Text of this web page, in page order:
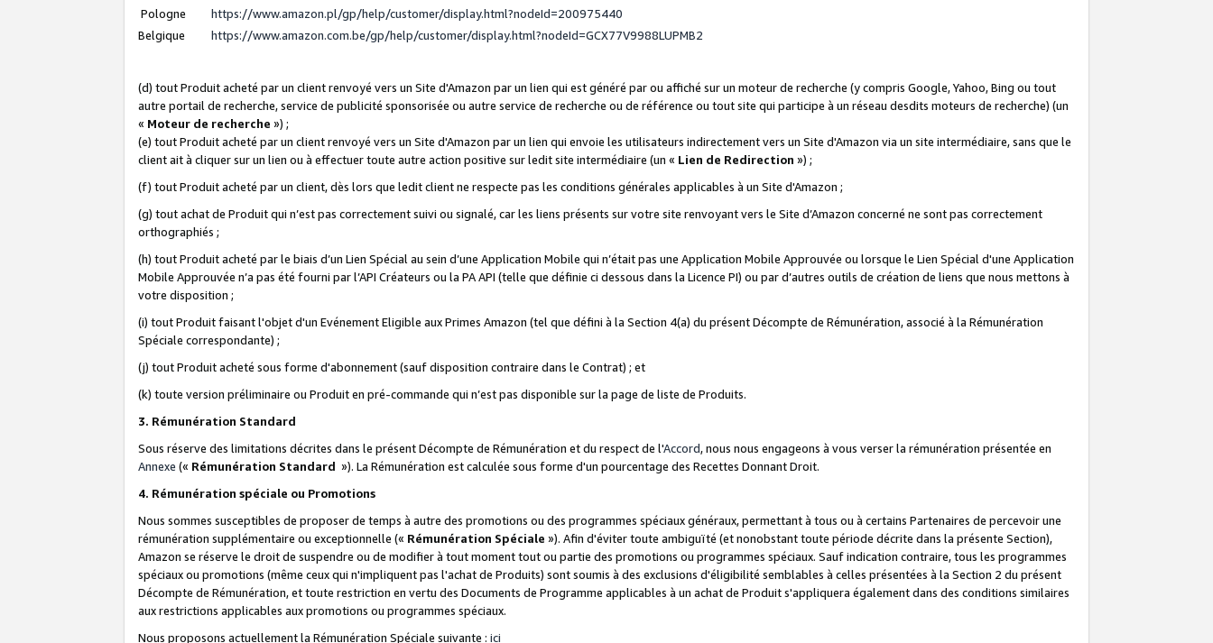
Pologne
https://www.amazon.pl/gp/help/customer/display.html?nodeId=200975440
Belgique
https://www.amazon.com.be/gp/help/customer/display.html?nodeId=GCX77V9988LUPMB2
(d) tout Produit acheté par un client renvoyé vers un Site d'Amazon par un lien qui est généré par ou affiché sur un moteur de recherche (y compris Google, Yahoo, Bing ou tout
autre portail de recherche, service de publicité sponsorisée ou autre service de recherche ou de référence ou tout site qui participe à un réseau desdits moteurs de recherche) (un
« Moteur de recherche ») ;
(e) tout Produit acheté par un client renvoyé vers un Site d'Amazon par un lien qui envoie les utilisateurs indirectement vers un Site d'Amazon via un site intermédiaire, sans que le
client ait à cliquer sur un lien ou à effectuer toute autre action positive sur ledit site intermédiaire (un « Lien de Redirection ») ;
(f) tout Produit acheté par un client, dès lors que ledit client ne respecte pas les conditions générales applicables à un Site d'Amazon ;
(g) tout achat de Produit qui n’est pas correctement suivi ou signalé, car les liens présents sur votre site renvoyant vers le Site d’Amazon concerné ne sont pas correctement
orthographiés ;
(h) tout Produit acheté par le biais d’un Lien Spécial au sein d’une Application Mobile qui n’était pas une Application Mobile Approuvée ou lorsque le Lien Spécial d'une Application
Mobile Approuvée n’a pas été fourni par l’API Créateurs ou la PA API (telle que définie ci dessous dans la Licence PI) ou par d’autres outils de création de liens que nous mettons à
votre disposition ;
(i) tout Produit faisant l'objet d'un Evénement Eligible aux Primes Amazon (tel que défini à la Section 4(a) du présent Décompte de Rémunération, associé à la Rémunération
Spéciale correspondante) ;
(j) tout Produit acheté sous forme d'abonnement (sauf disposition contraire dans le Contrat) ; et
(k) toute version préliminaire ou Produit en pré-commande qui n’est pas disponible sur la page de liste de Produits.
3. Rémunération Standard
Sous réserve des limitations décrites dans le présent Décompte de Rémunération et du respect de l'Accord, nous nous engageons à vous verser la rémunération présentée en
Annexe (« Rémunération Standard »). La Rémunération est calculée sous forme d'un pourcentage des Recettes Donnant Droit.
4. Rémunération spéciale ou Promotions
Nous sommes susceptibles de proposer de temps à autre des promotions ou des programmes spéciaux généraux, permettant à tous ou à certains Partenaires de percevoir une
rémunération supplémentaire ou exceptionnelle (« Rémunération Spéciale »). Afin d'éviter toute ambiguïté (et nonobstant toute période décrite dans la présente Section),
Amazon se réserve le droit de suspendre ou de modifier à tout moment tout ou partie des promotions ou programmes spéciaux. Sauf indication contraire, tous les programmes
spéciaux ou promotions (même ceux qui n'impliquent pas l'achat de Produits) sont soumis à des exclusions d'éligibilité semblables à celles présentées à la Section 2 du présent
Décompte de Rémunération, et toute restriction en vertu des Documents de Programme applicables à un achat de Produit s'appliquera également dans des conditions similaires
aux restrictions applicables aux promotions ou programmes spéciaux.
Nous proposons actuellement la Rémunération Spéciale suivante : ici